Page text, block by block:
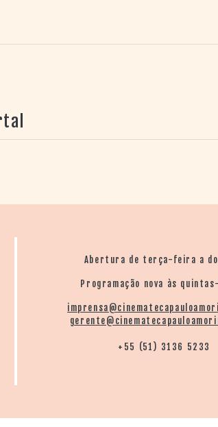
Abertura de terça-feira a
Programação nova às
+55 (51) 3136 5233